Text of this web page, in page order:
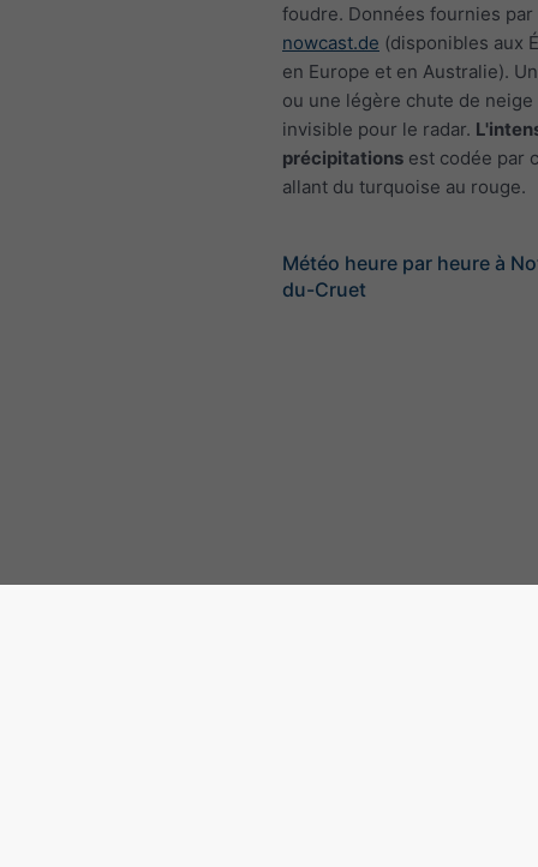
foudre. Données fournies par
nowcast.de (disponibles aux
en Europe et en Australie).
ou une légère chute de
invisible pour le radar.
précipitations est codée par
allant du turquoise au rouge.
Météo heure par heure à
du-Cruet